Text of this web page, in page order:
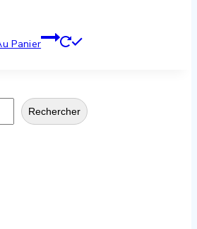
Panier
Rechercher